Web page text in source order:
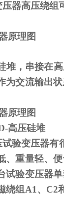
器高压绕组
原理图
堆，串接在
交流输出
原理图
高压硅堆
试验变压器
重量轻、
验变压器
绕组 A1 、 C2